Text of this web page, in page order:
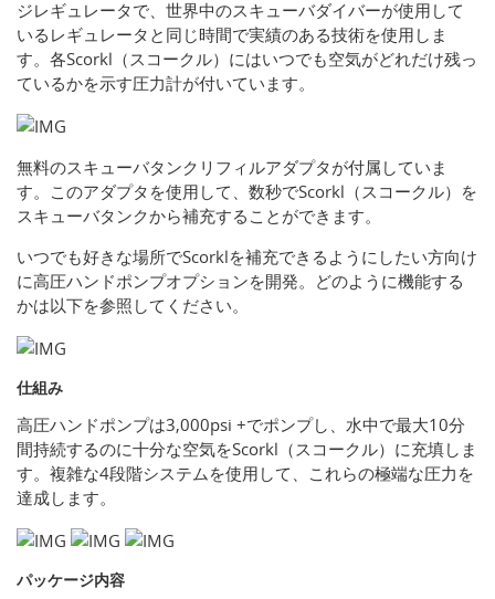
ジレギュレータで、世界中のスキューバダイバーが使用して
いるレギュレータと同じ時間で実績のある技術を使用しま
す。各Scorkl（スコークル）にはいつでも空気がどれだけ残っ
ているかを示す圧力計が付いています。
無料のスキューバタンクリフィルアダプタが付属していま
す。このアダプタを使用して、数秒でScorkl（スコークル）を
スキューバタンクから補充することができます。
いつでも好きな場所でScorklを補充できるようにしたい方向け
に高圧ハンドポンプオプションを開発。どのように機能する
かは以下を参照してください。
仕組み
高圧ハンドポンプは3,000psi +でポンプし、水中で最大10分
間持続するのに十分な空気をScorkl（スコークル）に充填しま
す。複雑な4段階システムを使用して、これらの極端な圧力を
達成します。
パッケージ内容